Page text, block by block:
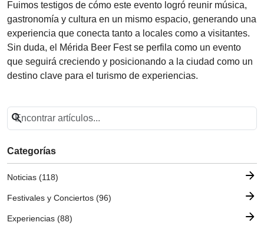
Fuimos testigos de cómo este evento logró reunir música,
gastronomía y cultura en un mismo espacio, generando una
experiencia que conecta tanto a locales como a visitantes.
Sin duda, el Mérida Beer Fest se perfila como un evento
que seguirá creciendo y posicionando a la ciudad como un
destino clave para el turismo de experiencias.
search
Categorías
Noticias (118) arrow_forward
Festivales y Conciertos (96) arrow_forward
Experiencias (88) arrow_forward